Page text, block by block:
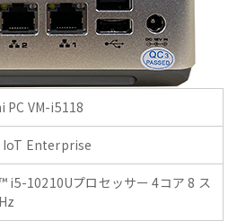
PC VM-i5118
IoT Enterprise
i5-10210Uプロセッサー 4コア 8 ス